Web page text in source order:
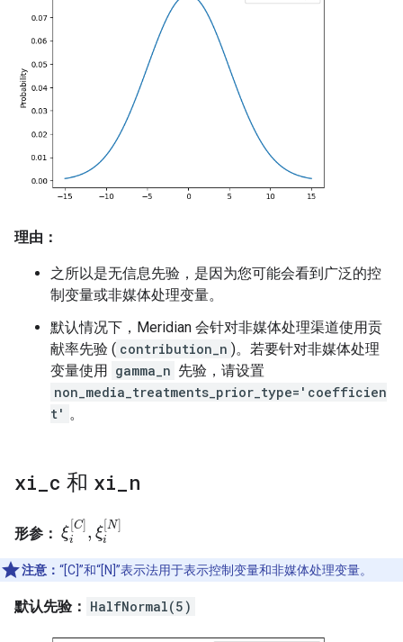
理由：
之所以是无信息先验，是因为您可能会看到广泛的控
制变量或非媒体处理变量。
默认情况下，Meridian 会针对非媒体处理渠道使用贡
献率先验 ( contribution_n )。若要针对非媒体处理
变量使用 gamma_n 先验，请设置
non_media_treatments_prior_type='coefficien
t' 。
xi c 和 xi n
形参： ξ C]
i , ξ
[N]
i
ξi[C], ξi[N]
注意： “[C]”和“[N]”表示法用于表示控制变量和非媒体处理变量。
默认先验： HalfNormal(5)